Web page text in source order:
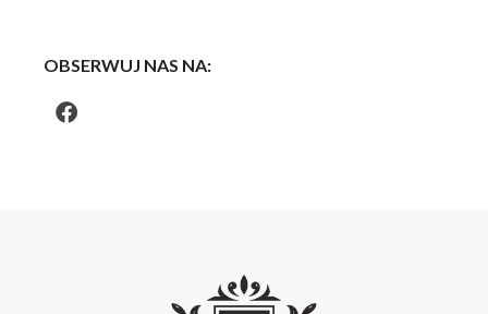
OBSERWUJ NAS NA: